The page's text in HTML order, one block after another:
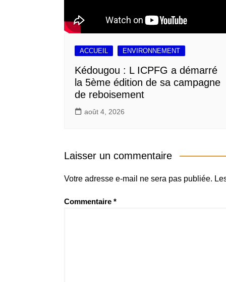
ACCUEIL ENVIRONNEMENT
Kédougou : L ICPFG a démarré
la 5ème édition de sa campagne
de reboisement
août 4, 2026
Laisser un commentaire
Votre adresse e-mail ne sera pas publiée.
Commentaire *